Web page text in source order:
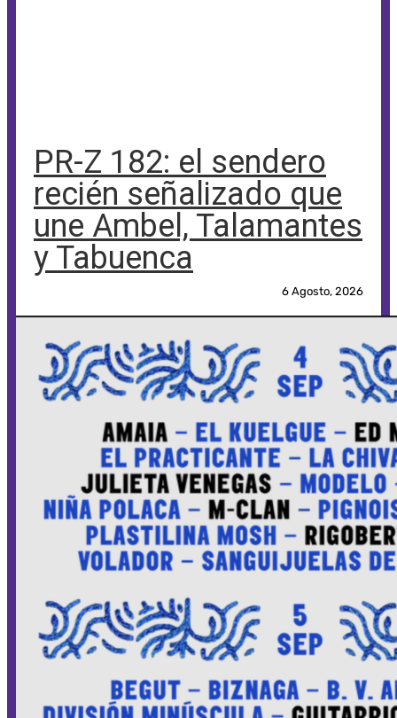
PR-Z 182: el sendero
recién señalizado que
une Ambel, Talamantes
y Tabuenca
6 Agosto, 2026